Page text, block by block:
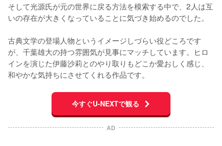
そして光源氏が元の世界に戻る方法を模索する中で、2人は互
いの存在が大きくなっていることに気づき始めるのでした。
古典文学の登場人物というイメージしづらい役どころです
が、千葉雄大の持つ雰囲気が見事にマッチしています。ヒロ
インを演じた伊藤沙莉とのやり取りもどこか愛おしく感じ、
和やかな気持ちにさせてくれる作品です。
今すぐU-NEXTで観る
AD